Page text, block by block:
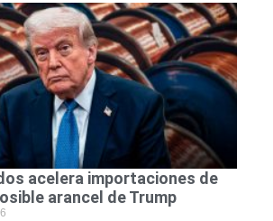
acelera importaciones de
arancel de Trump